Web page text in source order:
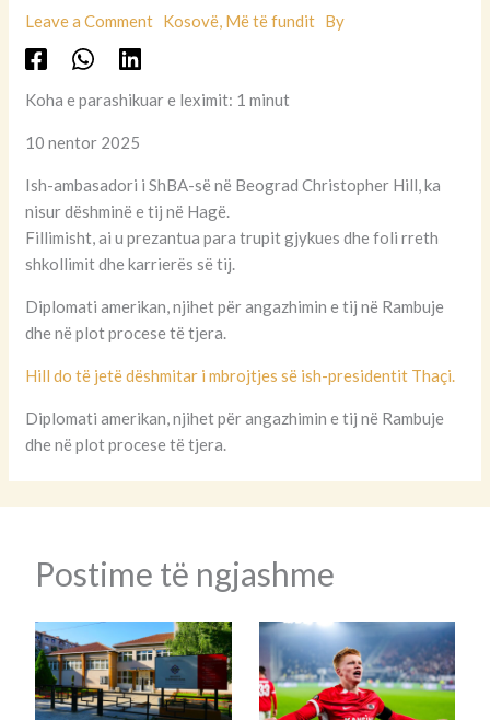
Leave a Comment Kosovë, Më të fundit By
Koha e parashikuar e leximit: 1 minut
10 nentor 2025
Ish-ambasadori i ShBA-së në Beograd Christopher Hill, ka
nisur dëshminë e tij në Hagë.
Fillimisht, ai u prezantua para trupit gjykues dhe foli rreth
shkollimit dhe karrierës së tij.
Diplomati amerikan, njihet për angazhimin e tij në Rambuje
dhe në plot procese të tjera.
Hill do të jetë dëshmitar i mbrojtjes së ish-presidentit Thaçi.
Diplomati amerikan, njihet për angazhimin e tij në Rambuje
dhe në plot procese të tjera.
Postime të ngjashme